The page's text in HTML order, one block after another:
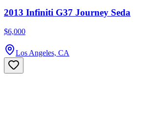
2013 Infiniti G37 Journey Seda
$6,000
Los Angeles, CA